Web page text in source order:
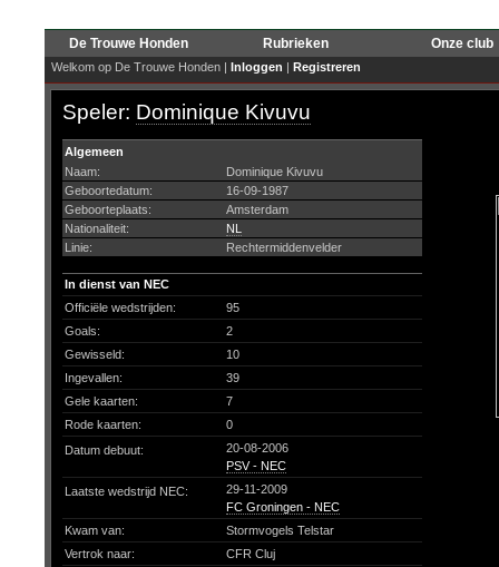
De Trouwe Honden Rubrieken Onze club
Welkom op De Trouwe Honden | Inloggen | Registreren
Speler: Dominique Kivuvu
Algemeen
Naam:
Dominique Kivuvu
Geboortedatum:
16-09-1987
Geboorteplaats:
Amsterdam
Nationaliteit:
NL
Linie:
Rechtermiddenvelder
In dienst van NEC
Officiële wedstrijden:
95
Goals:
2
Gewisseld:
10
Ingevallen:
39
Gele kaarten:
7
Rode kaarten:
0
Datum debuut:
20-08-2006
PSV - NEC
Laatste wedstrijd NEC:
29-11-2009
FC Groningen - NEC
Kwam van:
Stormvogels Telstar
Vertrok naar:
CFR Cluj